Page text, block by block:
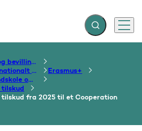
Fold søgefelt ud
Menu
Tilskud, puljer og bevillinger
Tilskud til internationalt samarbejde om uddannelse
Erasmus+
Dagtilbud, grundskole og ungdomsuddannelse
fra 2025 til et Cooperation